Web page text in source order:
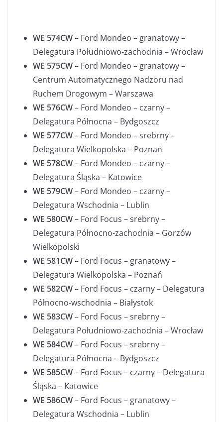
WE 574CW– Ford Mondeo – granatowy –
Delegatura Południowo-zachodnia – Wrocław
WE 575CW– Ford Mondeo – granatowy –
Centrum Automatycznego Nadzoru nad
Ruchem Drogowym – Warszawa
WE 576CW– Ford Mondeo – czarny –
Delegatura Północna – Bydgoszcz
WE 577CW– Ford Mondeo – srebrny –
Delegatura Wielkopolska – Poznań
WE 578CW– Ford Mondeo – czarny –
Delegatura Śląska – Katowice
WE 579CW– Ford Mondeo – czarny –
Delegatura Wschodnia – Lublin
WE 580CW– Ford Focus – srebrny –
Delegatura Północno-zachodnia – Gorzów
Wielkopolski
WE 581CW– Ford Focus – granatowy –
Delegatura Wielkopolska – Poznań
WE 582CW– Ford Focus – czarny – Delegatura
Północno-wschodnia – Białystok
WE 583CW– Ford Focus – srebrny –
Delegatura Południowo-zachodnia – Wrocław
WE 584CW– Ford Focus – srebrny –
Delegatura Północna – Bydgoszcz
WE 585CW– Ford Focus – czarny – Delegatura
Śląska – Katowice
WE 586CW– Ford Focus – granatowy –
Delegatura Wschodnia – Lublin